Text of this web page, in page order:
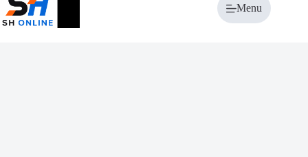
Menu